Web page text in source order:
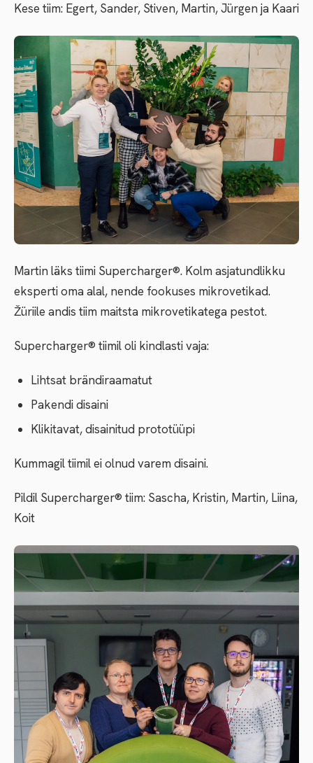
Kese tiim: Egert, Sander, Stiven, Martin, Jürgen ja Kaari
Martin läks tiimi Supercharger®. Kolm asjatundlikku
eksperti oma alal, nende fookuses mikrovetikad.
Žüriile andis tiim maitsta mikrovetikatega pestot.
Supercharger® tiimil oli kindlasti vaja:
Lihtsat brändiraamatut
Pakendi disaini
Klikitavat, disainitud prototüüpi
Kummagil tiimil ei olnud varem disaini.
Pildil Supercharger® tiim: Sascha, Kristin, Martin, Liina,
Koit